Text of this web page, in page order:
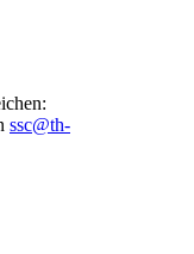
ssc@th-